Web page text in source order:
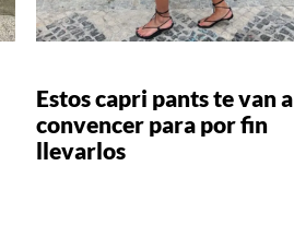
Estos capri pants te van a
convencer para por fin
llevarlos